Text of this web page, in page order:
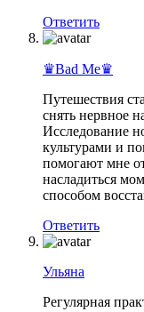
Ответить
♛Bad Me♛
Путешествия
снять нервное
Исследование
культурами и
помогают мне
насладиться
способом
Ответить
Ульяна
Регулярная